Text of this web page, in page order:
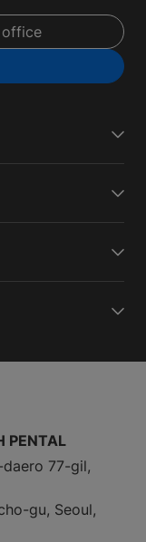
office
PENTAL
daero 77-gil,
gu, Seoul,